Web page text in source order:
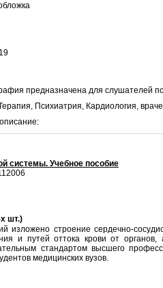
предназначена для слушателей
Психиатрия, Кардиология,
системы. Учебное пособие
шт.)
изложено строение сердечно-
и путей оттока крови от
стандартом высшего
медицинских вузов.